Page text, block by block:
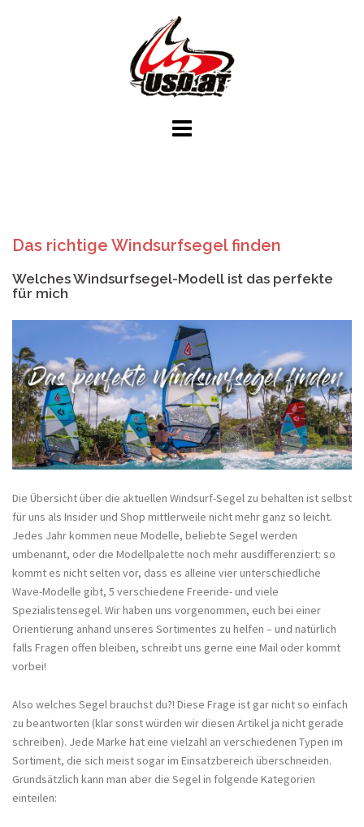
Das richtige Windsurfsegel finden
Welches Windsurfsegel-Modell ist das perfekte
für mich
Die Übersicht über die aktuellen Windsurf-Segel zu behalten ist selbst
für uns als Insider und Shop mittlerweile nicht mehr ganz so leicht.
Jedes Jahr kommen neue Modelle, beliebte Segel werden
umbenannt, oder die Modellpalette noch mehr ausdifferenziert: so
kommt es nicht selten vor, dass es alleine vier unterschiedliche
Wave-Modelle gibt, 5 verschiedene Freeride- und viele
Spezialistensegel. Wir haben uns vorgenommen, euch bei einer
Orientierung anhand unseres Sortimentes zu helfen – und natürlich
falls Fragen offen bleiben, schreibt uns gerne eine Mail oder kommt
vorbei!
Also welches Segel brauchst du?! Diese Frage ist gar nicht so einfach
zu beantworten (klar sonst würden wir diesen Artikel ja nicht gerade
schreiben). Jede Marke hat eine vielzahl an verschiedenen Typen im
Sortiment, die sich meist sogar im Einsatzbereich überschneiden.
Grundsätzlich kann man aber die Segel in folgende Kategorien
einteilen: